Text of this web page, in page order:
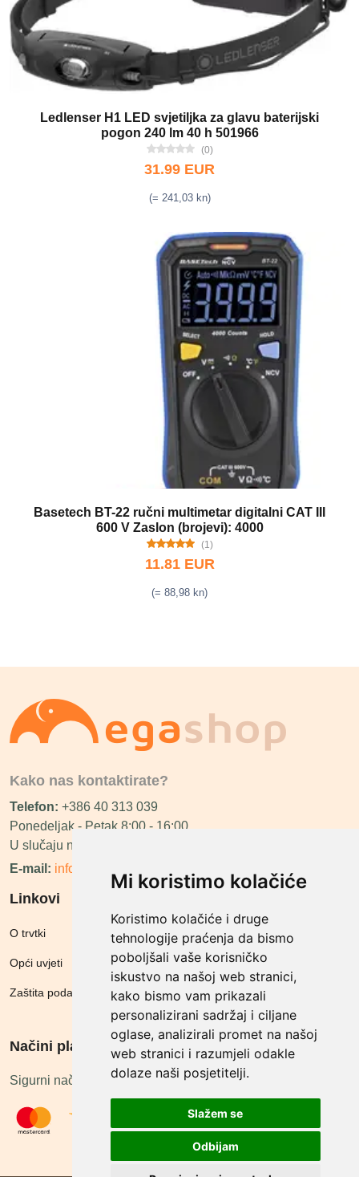
Mi koristimo kolačiće
Koristimo kolačiće i druge
tehnologije praćenja da bismo
poboljšali vaše korisničko
iskustvo na našoj web stranici,
kako bismo vam prikazali
personalizirani sadržaj i ciljane
oglase, analizirali promet na našoj
web stranici i razumjeli odakle
dolaze naši posjetitelji.
Slažem se
Odbijam
Ledlenser H1 LED svjetiljka za glavu baterijski
pogon 240 lm 40 h 501966
(0)
31.99 EUR
(= 241,03 kn)
Basetech BT-22 ručni multimetar digitalni CAT III
600 V Zaslon (brojevi): 4000
(1)
11.81 EUR
(= 88,98 kn)
Kako nas kontaktirate?
Telefon: +386 40 313 039
Ponedeljak - Petak 8:00 - 16:00
U slučaju neraspoloživosti ćemo vas nazvati.
E-mail: info@megashop.hr
Linkovi
O trvtki
Opći uvjeti
Zaštita podataka
Načini plačanja
Sigurni načini plaćanja